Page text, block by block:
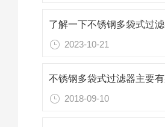
2023-10-21
2018-09-10